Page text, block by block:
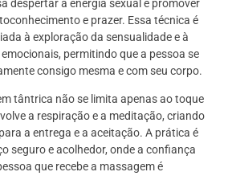
despertar a energia sexual e promover
e prazer. Essa técnica é
à exploração da sensualidade e à
permitindo que a pessoa se
consigo mesma e com seu corpo.
tântrica não se limita apenas ao toque
a respiração e a meditação, criando
a entrega e a aceitação. A prática é
seguro e acolhedor, onde a confiança
que recebe a massagem é